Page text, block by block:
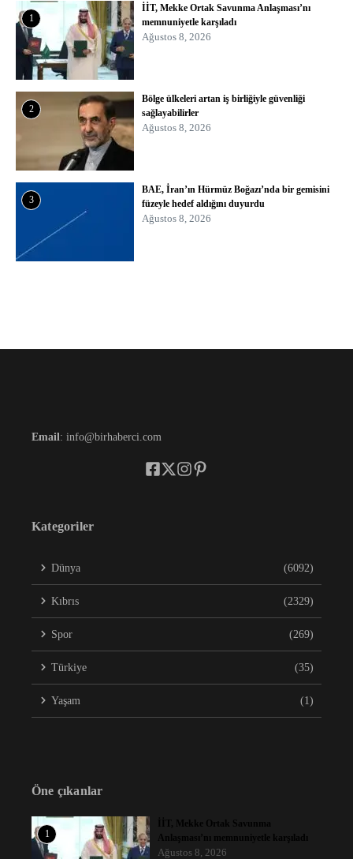
1
İİT, Mekke Ortak Savunma Anlaşması’nı
memnuniyetle karşıladı
Ağustos 8, 2026
2
Bölge ülkeleri artan iş birliğiyle güvenliği
sağlayabilirler
Ağustos 8, 2026
3
BAE, İran’ın Hürmüz Boğazı’nda bir gemisini
füzeyle hedef aldığını duyurdu
Ağustos 8, 2026
Email : info@birhaberci.com
Kategoriler
Dünya (6092)
Kıbrıs (2329)
Spor (269)
Türkiye (35)
Yaşam (1)
Öne çıkanlar
1
İİT, Mekke Ortak Savunma
Anlaşması’nı memnuniyetle karşıladı
Ağustos 8, 2026